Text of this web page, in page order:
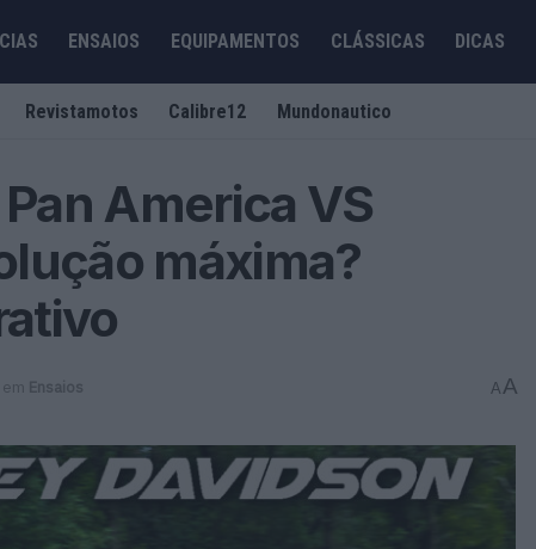
ENSAIOS EQUIPAMENTOS CLÁSSICAS DICAS
Revistamotos Calibre12 Mundonautico
America VS
máxima?
em Ensaios AA